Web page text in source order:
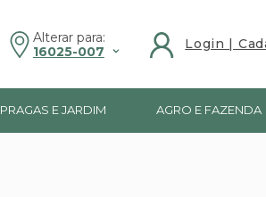
Alterar para:
16025-007
PRAGAS E JARDIM AGRO E FAZENDA